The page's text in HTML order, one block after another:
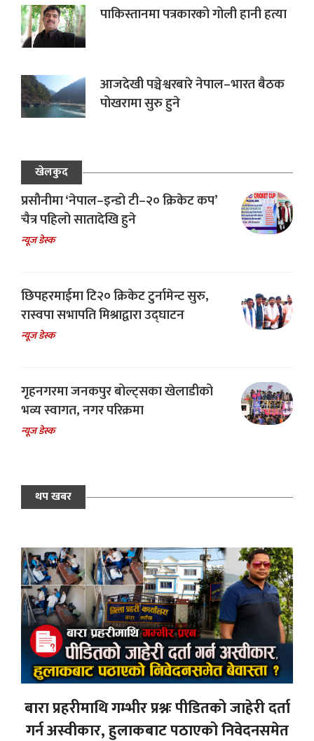
पाकिस्तानमा पत्रकारको गोली हानी हत्या
आजदेखी पञ्चेश्वरबारे नेपाल–भारत बैठक
पोखरामा सुरु हुने
खेलकुद
प्रसौनीमा ‘नेपाल–इन्डो टी–२० क्रिकेट कप’
चैत्र पहिलो सातादेखि हुने
न्यूज डेस्क
छिपहरमाईमा टि२० क्रिकेट टुर्नामेन्ट सुरु,
रास्वपा सभापति मिश्राद्वारा उद्घाटन
न्यूज डेस्क
गृहनगरमा जनकपुर बोल्ट्सका खेलाडीको
भव्य स्वागत, नगर परिक्रमा
न्यूज डेस्क
थप खबर
बारा प्रहरीमाथि गम्भीर प्रश्नः पीडितको जाहेरी दर्ता
गर्न अस्वीकार, हुलाकबाट पठाएको निवेदनसमेत